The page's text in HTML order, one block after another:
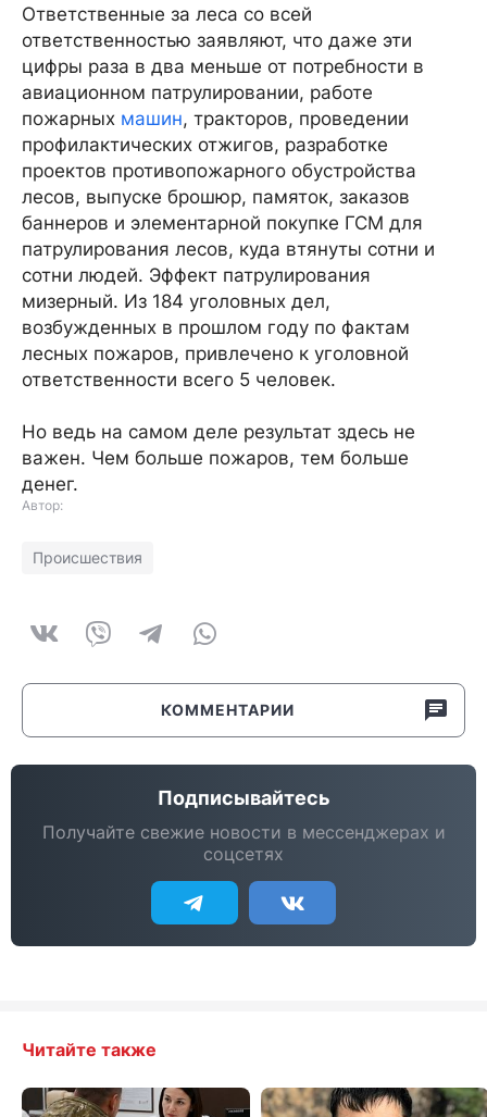
Ответственные за леса со всей
ответственностью заявляют, что даже эти
цифры раза в два меньше от потребности в
авиационном патрулировании, работе
пожарных машин, тракторов, проведении
профилактических отжигов, разработке
проектов противопожарного обустройства
лесов, выпуске брошюр, памяток, заказов
баннеров и элементарной покупке ГСМ для
патрулирования лесов, куда втянуты сотни и
сотни людей. Эффект патрулирования
мизерный. Из 184 уголовных дел,
возбужденных в прошлом году по фактам
лесных пожаров, привлечено к уголовной
ответственности всего 5 человек.
Но ведь на самом деле результат здесь не
важен. Чем больше пожаров, тем больше
денег.
Автор:
Происшествия
КОММЕНТАРИИ
Подписывайтесь
Получайте свежие новости в мессенджерах и
соцсетях
Читайте также